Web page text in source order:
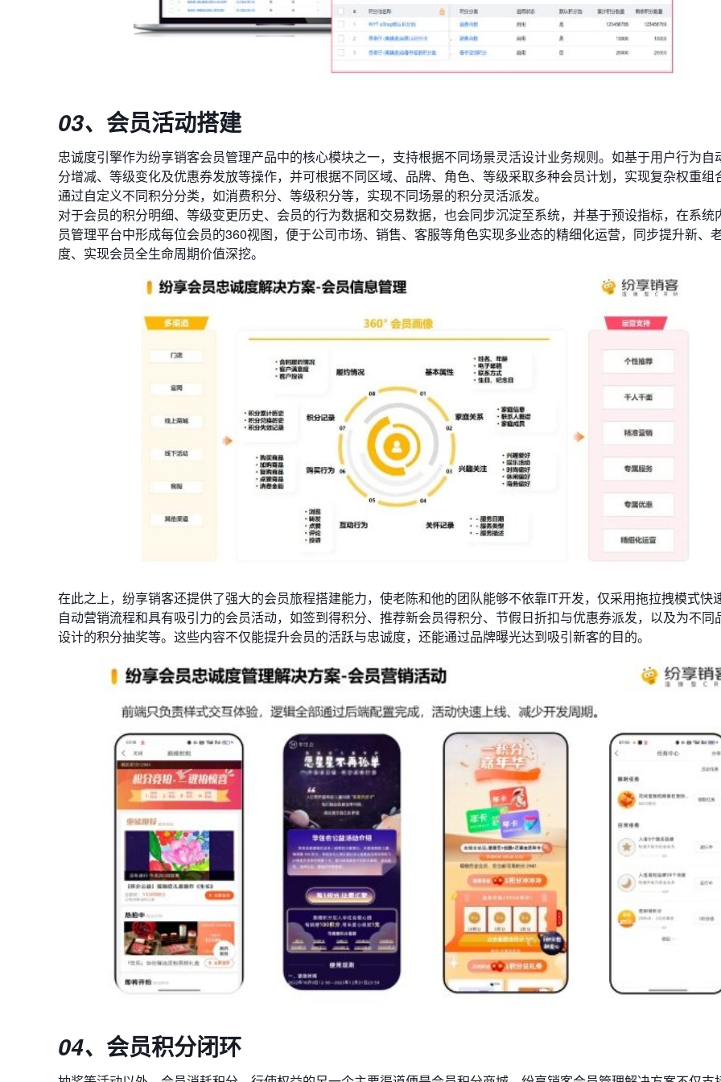
03、 会员活动搭建
忠诚度引擎作为纷享销客会员管理产品中的核心模块之一，支持根据不同场景灵活设计业务规则。如基于用户行为自
分增减、等级变化及优惠券发放等操作，并可根据不同区域、品牌、角色、等级采取多种会员计划，实现复杂权重组
通过自定义不同积分分类，如消费积分、等级积分等，实现不同场景的积分灵活派发。
对于会员的积分明细、等级变更历史、会员的行为数据和交易数据，也会同步沉淀至系统，并基于预设指标，在系统
员管理平台中形成每位会员的360视图，便于公司市场、销售、客服等角色实现多业态的精细化运营，同步提升新、
度、实现会员全生命周期价值深挖。
在此之上，纷享销客还提供了强大的会员旅程搭建能力，使老陈和他的团队能够不依靠IT开发，仅采用拖拉拽模式快
自动营销流程和具有吸引力的会员活动，如签到得积分、推荐新会员得积分、节假日折扣与优惠券派发，以及为不同
设计的积分抽奖等。这些内容不仅能提升会员的活跃与忠诚度，还能通过品牌曝光达到吸引新客的目的。
04、 会员积分闭环